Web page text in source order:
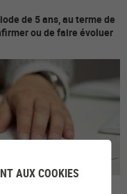
de 5 ans, au terme de
ou de faire évoluer
AUX COOKIES